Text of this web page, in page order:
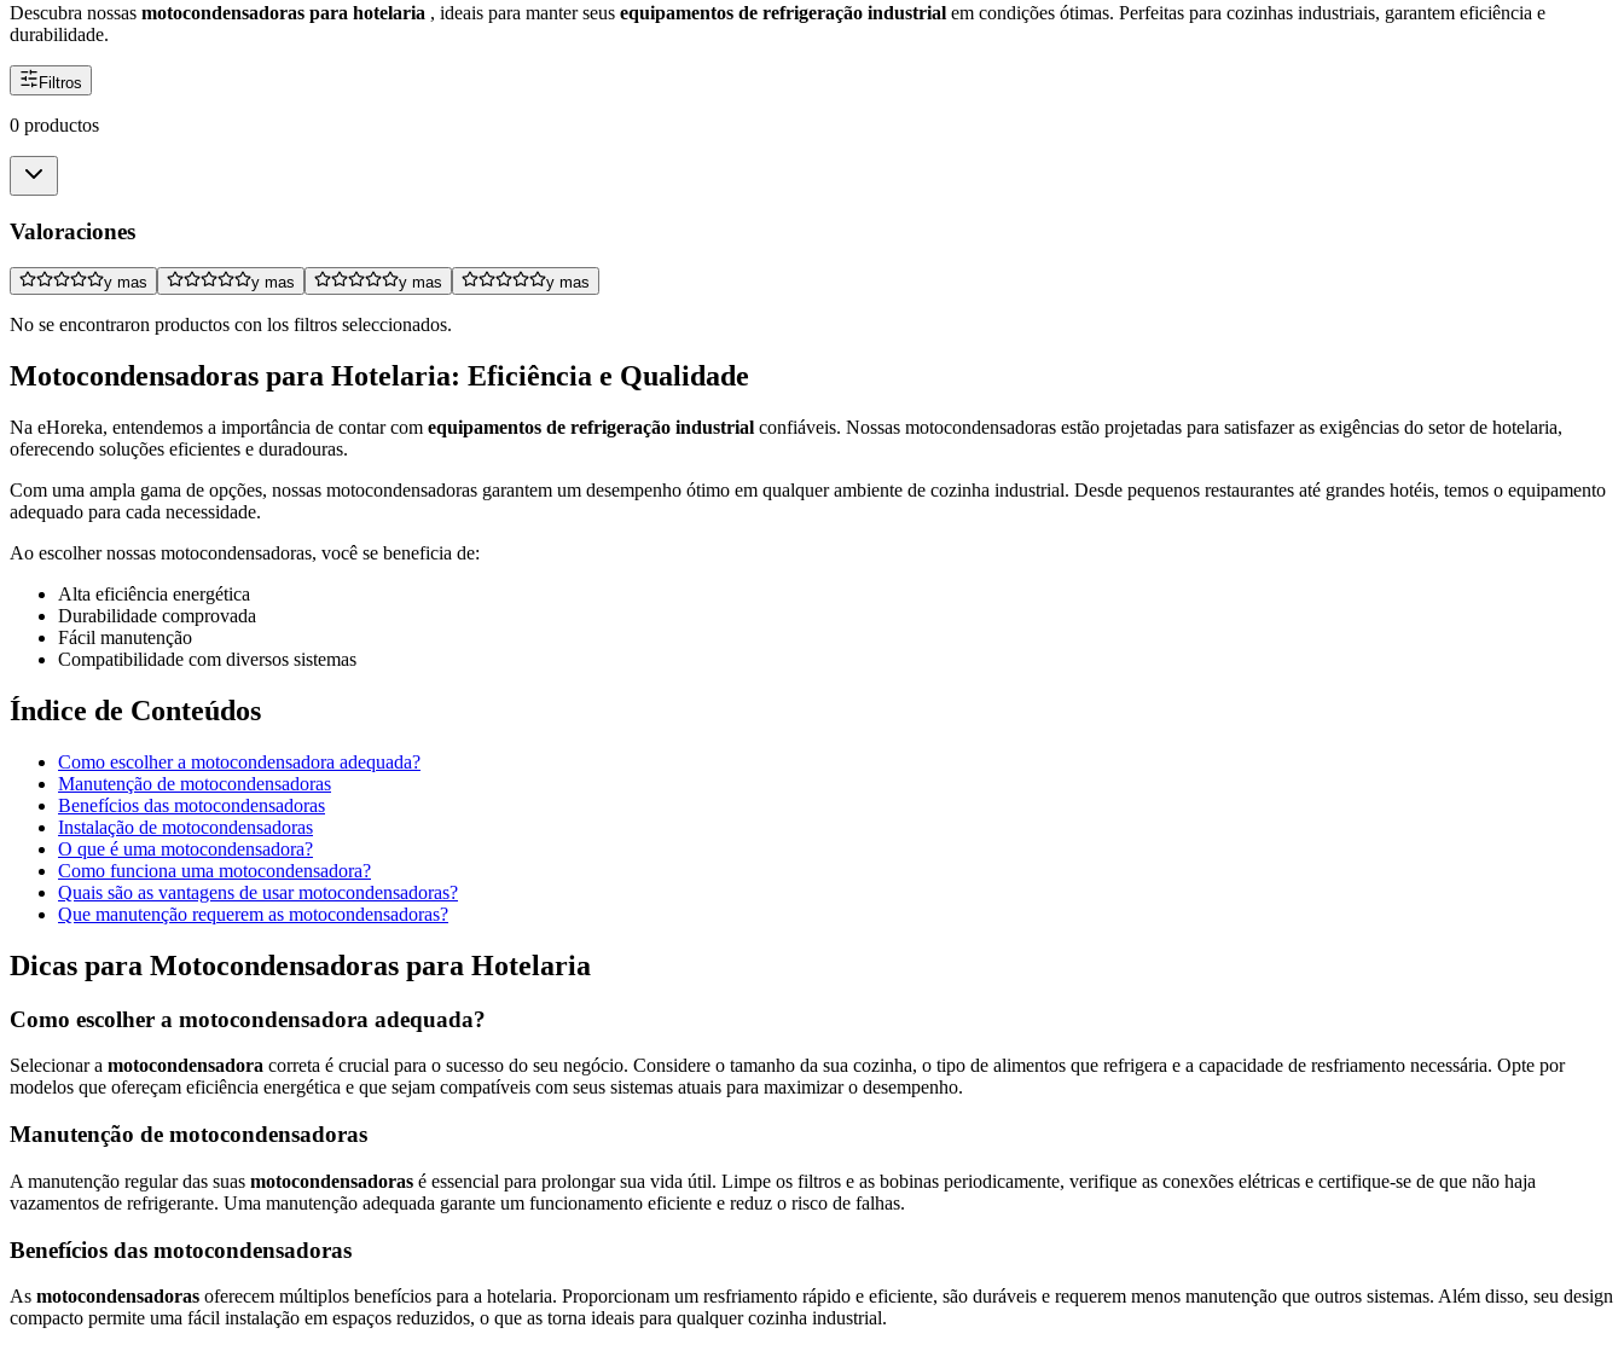
Descubra nossas motocondensadoras para hotelaria , ideais para manter seus equipamentos de refrigeração industrial em condições ótimas. Perfeitas para cozinhas industriais, garantem eficiência e
durabilidade.
Filtros
0 productos
Valoraciones
y mas y mas y mas y mas
No se encontraron productos con los filtros seleccionados.
Motocondensadoras para Hotelaria: Eficiência e Qualidade
Na eHoreka, entendemos a importância de contar com equipamentos de refrigeração industrial confiáveis. Nossas motocondensadoras estão projetadas para satisfazer as exigências do setor de hotelaria,
oferecendo soluções eficientes e duradouras.
Com uma ampla gama de opções, nossas motocondensadoras garantem um desempenho ótimo em qualquer ambiente de cozinha industrial. Desde pequenos restaurantes até grandes hotéis, temos o equipamento
adequado para cada necessidade.
Ao escolher nossas motocondensadoras, você se beneficia de:
Alta eficiência energética
Durabilidade comprovada
Fácil manutenção
Compatibilidade com diversos sistemas
Índice de Conteúdos
Como escolher a motocondensadora adequada?
Manutenção de motocondensadoras
Benefícios das motocondensadoras
Instalação de motocondensadoras
O que é uma motocondensadora?
Como funciona uma motocondensadora?
Quais são as vantagens de usar motocondensadoras?
Que manutenção requerem as motocondensadoras?
Dicas para Motocondensadoras para Hotelaria
Como escolher a motocondensadora adequada?
Selecionar a motocondensadora correta é crucial para o sucesso do seu negócio. Considere o tamanho da sua cozinha, o tipo de alimentos que refrigera e a capacidade de resfriamento necessária. Opte por
modelos que ofereçam eficiência energética e que sejam compatíveis com seus sistemas atuais para maximizar o desempenho.
Manutenção de motocondensadoras
A manutenção regular das suas motocondensadoras é essencial para prolongar sua vida útil. Limpe os filtros e as bobinas periodicamente, verifique as conexões elétricas e certifique-se de que não haja
vazamentos de refrigerante. Uma manutenção adequada garante um funcionamento eficiente e reduz o risco de falhas.
Benefícios das motocondensadoras
As motocondensadoras oferecem múltiplos benefícios para a hotelaria. Proporcionam um resfriamento rápido e eficiente, são duráveis e requerem menos manutenção que outros sistemas. Além disso, seu design
compacto permite uma fácil instalação em espaços reduzidos, o que as torna ideais para qualquer cozinha industrial.